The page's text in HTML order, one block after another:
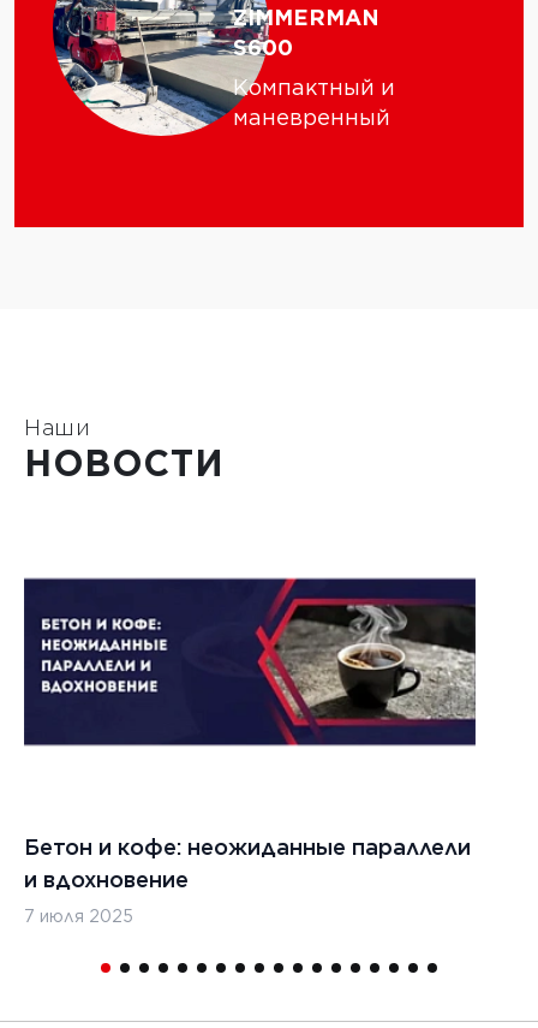
ZIMMERMAN
S600
Компактный и
маневренный
Наши
НОВОСТИ
Бетон и кофе: неожиданные параллели
и вдохновение
7 июля 2025